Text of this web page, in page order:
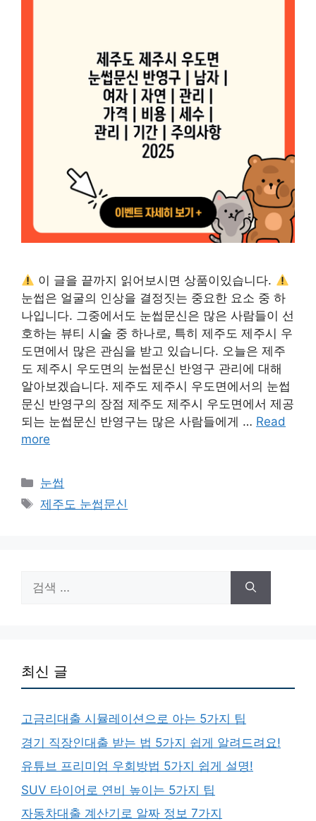
이 글을 끝까지 읽어보시면 상품이있습니다.
눈썹은 얼굴의 인상을 결정짓는 중요한 요소 중 하
나입니다. 그중에서도 눈썹문신은 많은 사람들이 선
호하는 뷰티 시술 중 하나로, 특히 제주도 제주시 우
도면에서 많은 관심을 받고 있습니다. 오늘은 제주
도 제주시 우도면의 눈썹문신 반영구 관리에 대해
알아보겠습니다. 제주도 제주시 우도면에서의 눈썹
문신 반영구의 장점 제주도 제주시 우도면에서 제공
되는 눈썹문신 반영구는 많은 사람들에게 … Read
more
카
테
눈썹
태
제주도 눈썹문신
색:
최신 글
고금리대출 시뮬레이션으로 아는 5가지 팁
경기 직장인대출 받는 법 5가지 쉽게 알려드려요!
유튜브 프리미엄 우회방법 5가지 쉽게 설명!
SUV 타이어로 연비 높이는 5가지 팁
자동차대출 계산기로 알짜 정보 7가지